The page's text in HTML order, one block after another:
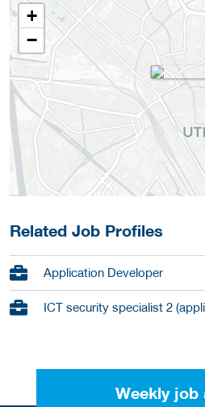
+
−
Related Job Profiles
Application Developer
ICT security specialist 2
Weekly job